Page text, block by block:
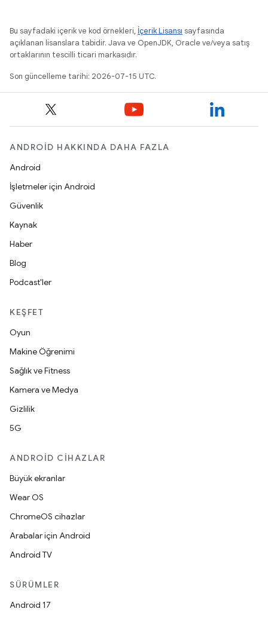
Bu sayfadaki içerik ve kod örnekleri, İçerik Lisansı sayfasında
açıklanan lisanslara tabidir. Java ve OpenJDK, Oracle ve/veya satış
ortaklarının tescilli ticari markasıdır.
Son güncelleme tarihi: 2026-07-15 UTC.
ANDROID HAKKINDA DAHA FAZLA
Android
İşletmeler için Android
Güvenlik
Kaynak
Haber
Blog
Podcast'ler
KEŞFET
Oyun
Makine Öğrenimi
Sağlık ve Fitness
Kamera ve Medya
Gizlilik
5G
ANDROID CIHAZLAR
Büyük ekranlar
Wear OS
ChromeOS cihazlar
Arabalar için Android
Android TV
SÜRÜMLER
Android 17